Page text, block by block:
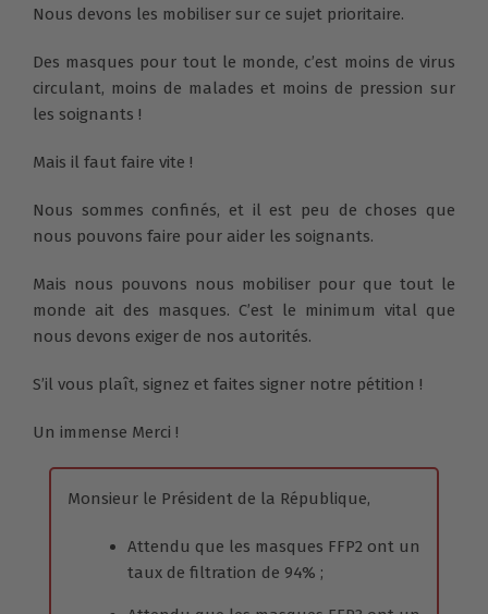
Nous devons les mobiliser sur ce sujet prioritaire.
Des masques pour tout le monde, c’est moins de virus
circulant, moins de malades et moins de pression sur
les soignants !
Mais il faut faire vite !
Nous sommes confinés, et il est peu de choses que
nous pouvons faire pour aider les soignants.
Mais nous pouvons nous mobiliser pour que tout le
monde ait des masques. C’est le minimum vital que
nous devons exiger de nos autorités.
S’il vous plaît, signez et faites signer notre pétition !
Un immense Merci !
Monsieur le Président de la République,
Attendu que les masques FFP2 ont un
taux de filtration de 94% ;